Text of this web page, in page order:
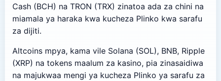
Cash (BCH) na TRON (TRX) zinatoa ada za chini na
miamala ya haraka kwa kucheza Plinko kwa sarafu
za dijiti.
Altcoins mpya, kama vile Solana (SOL), BNB, Ripple
(XRP) na tokens maalum za kasino, pia zinasaidiwa
na majukwaa mengi ya kucheza Plinko ya sarafu za